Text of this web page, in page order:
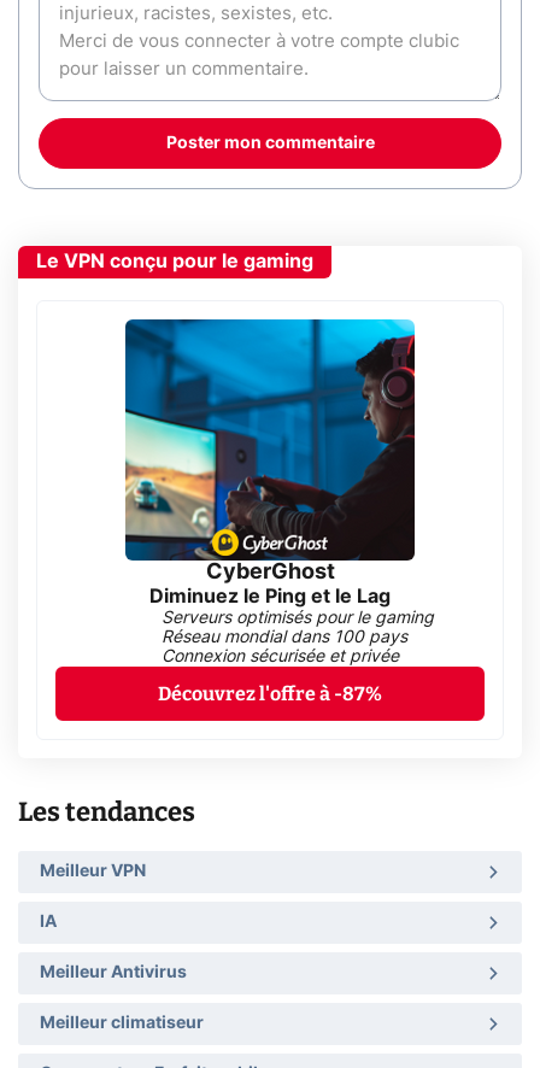
Poster mon commentaire
Le VPN conçu pour le gaming
CyberGhost
Diminuez le Ping et le Lag
Serveurs optimisés pour le gaming
Réseau mondial dans 100 pays
Connexion sécurisée et privée
Découvrez l'offre à -87%
Les tendances
Meilleur VPN
IA
Meilleur Antivirus
Meilleur climatiseur